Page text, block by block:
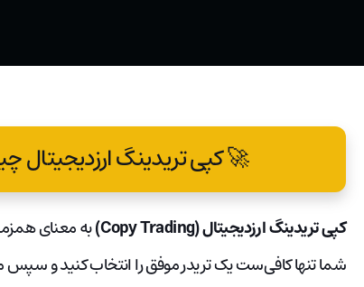
🚀 کپی تریدینگ
کپی تریدینگ ارزدیجیتال (Copy Trading)
به معنای
شما تنها کافی‌ست یک تریدر موفق را انتخاب کنید و